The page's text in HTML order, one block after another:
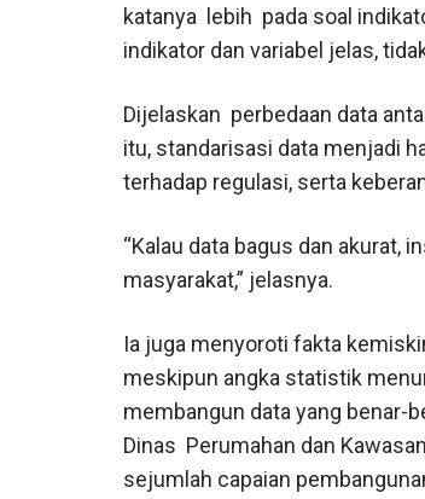
katanya lebih pada soal
indikator dan variabel jelas,
Dijelaskan perbedaan data
itu, standarisasi data menjadi
terhadap regulasi, serta
“Kalau data bagus dan akurat,
masyarakat,” jelasnya.
Ia juga menyoroti fakta
meskipun angka statistik
membangun data yang benar-
Dinas Perumahan dan
sejumlah capaian